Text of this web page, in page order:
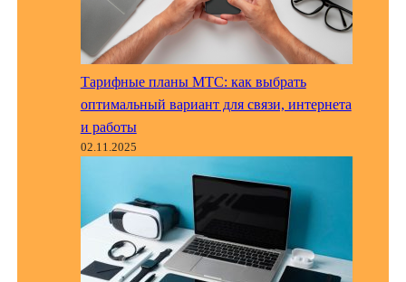
Тарифные планы МТС: как выбрать
оптимальный вариант для связи, интернета
и работы
02.11.2025